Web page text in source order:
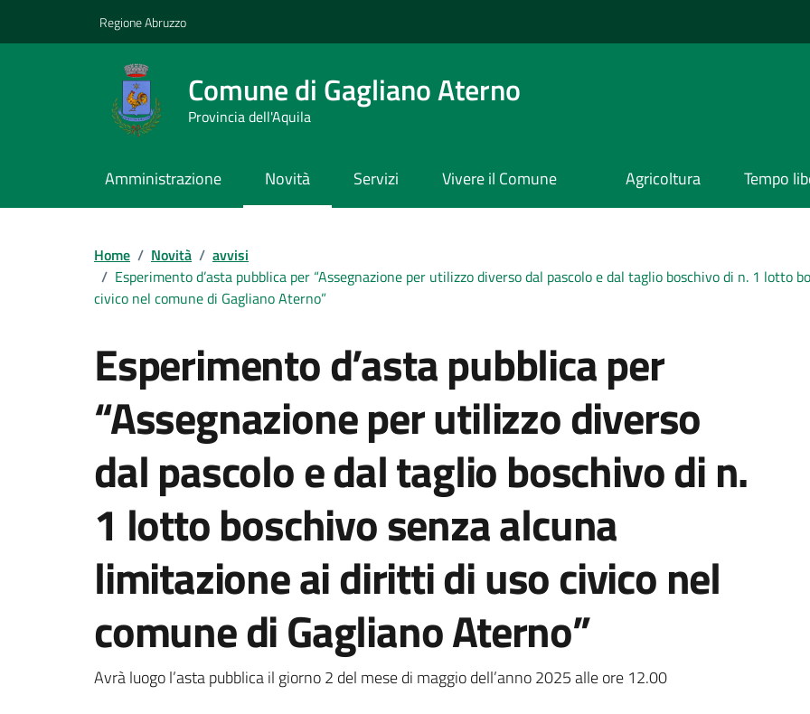
Regione Abruzzo
Comune di Gagliano Aterno
Provincia dell'Aquila
Amministrazione Novità Servizi Vivere il Comune Agricoltura Tempo
Home / Novità / avvisi
/ Esperimento d’asta pubblica per “Assegnazione per utilizzo diverso dal pascolo e dal taglio boschivo di n. 1
civico nel comune di Gagliano Aterno”
Esperimento d’asta pubblica per
“Assegnazione per utilizzo diverso
dal pascolo e dal taglio boschivo di n.
1 lotto boschivo senza alcuna
limitazione ai diritti di uso civico nel
comune di Gagliano Aterno”
Dettagli della notizia
Avrà luogo l’asta pubblica il giorno 2 del mese di maggio dell’anno 2025 alle ore 12.00